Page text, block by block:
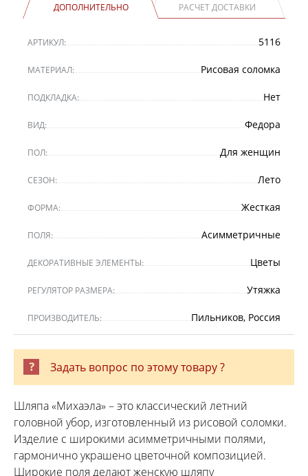
ДОПОЛНИТЕЛЬНО РАСЧЕТ ДОСТАВКИ
АРТИКУЛ: 5116
МАТЕРИАЛ: Рисовая соломка
ПОДКЛАДКА: Нет
ВИД: Федора
ПОЛ: Для женщин
СЕЗОН: Лето
ФОРМА: Жесткая
ПОЛЯ: Асимметричные
ДЕКОРАТИВНЫЕ ЭЛЕМЕНТЫ: Цветы
РЕГУЛЯТОР РАЗМЕРА: Утяжка
ПРОИЗВОДИТЕЛЬ: Пильников, Россия
Задать вопрос по этому товару ?
Шляпа «Михаэла» – это классический летний
головной убор, изготовленный из рисовой соломки.
Изделие с широкими асимметричными полями,
гармонично украшено цветочной композицией.
Широкие поля делают женскую шляпу